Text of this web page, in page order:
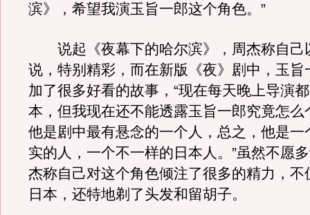
滨》，希望我演玉旨一郎这个角色。”
说起《夜幕下的哈尔滨》，周杰称自己
说，特别精彩，而在新版《夜》剧中，玉旨
加了很多好看的故事，“现在每天晚上导演
本，但我现在还不能透露玉旨一郎究竟怎么
他是剧中最有悬念的一个人，总之，他是一
实的人，一个不一样的日本人。”虽然不愿
杰称自己对这个角色倾注了很多的精力，不
日本，还特地剃了头发和留胡子。